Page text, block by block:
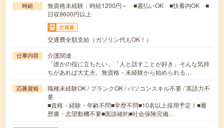
時給
無資格未経験：時給1200円～ ■週払いOK ■扶養内OK ■
日収9600円以上
交通費
交通費全額支給（ガソリン代もOK！）
仕事内容
介護関連
「誰かの役に立ちたい」「人と話すことが好き」そんな気持
ちがあれば大丈夫。無資格・未経験から始められる…
応募資格
職種未経験OK / ブランクOK / パソコンスキル不要 / 英語力不
要
■資格・経験・年齢不問■学歴不問■10名以上採用予定！■履
歴書・志望動機不要■面談確約■社会保険完備…